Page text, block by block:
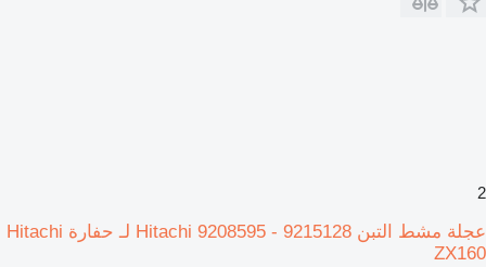
2
عجلة مشط التبن Hitachi 9208595 - 9215128 لـ حفارة Hitachi
ZX160